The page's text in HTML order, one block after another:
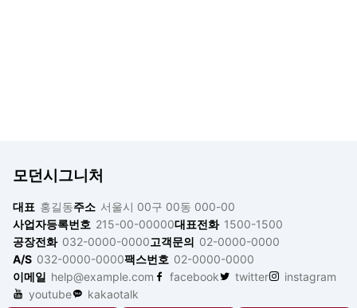
모던시그니처
대표 홍길동주소 서울시 00구 00동 000-00
사업자등록번호 215-00-00000대표전화 1500-1500
공장전화 032-0000-0000고객문의 02-0000-0000
A/S 032-0000-0000팩스번호 02-0000-0000
이메일 help@example.com facebook twitter
instagram
youtube
kakaotalk